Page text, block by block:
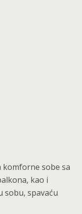
komforne sobe sa
kao i
sobu, spavaću